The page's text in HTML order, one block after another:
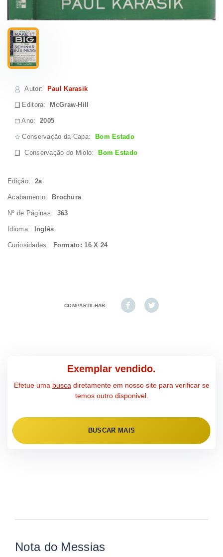
Autor: Paul Karasik
Editora: McGraw-Hill
Ano:2005
Conservação da Capa: Bom Estado
Conservação do Miolo:Bom Estado
Edição: 2a
Acabamento: Brochura
Nº de Páginas: 363
Idioma: Inglês
Curiosidades: Formato: 16 X 24
COMPARTILHAR:
Exemplar vendido.
Efetue uma busca diretamente em nosso site para verificar se
temos outro disponivel.
BUSCAR MAIS
Nota do Messias